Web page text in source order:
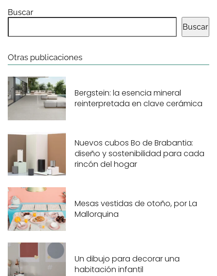
Buscar
Buscar
Otras publicaciones
Bergstein: la esencia mineral
reinterpretada en clave cerámica
Nuevos cubos Bo de Brabantia:
diseño y sostenibilidad para cada
rincón del hogar
Mesas vestidas de otoño, por La
Mallorquina
Un dibujo para decorar una
habitación infantil